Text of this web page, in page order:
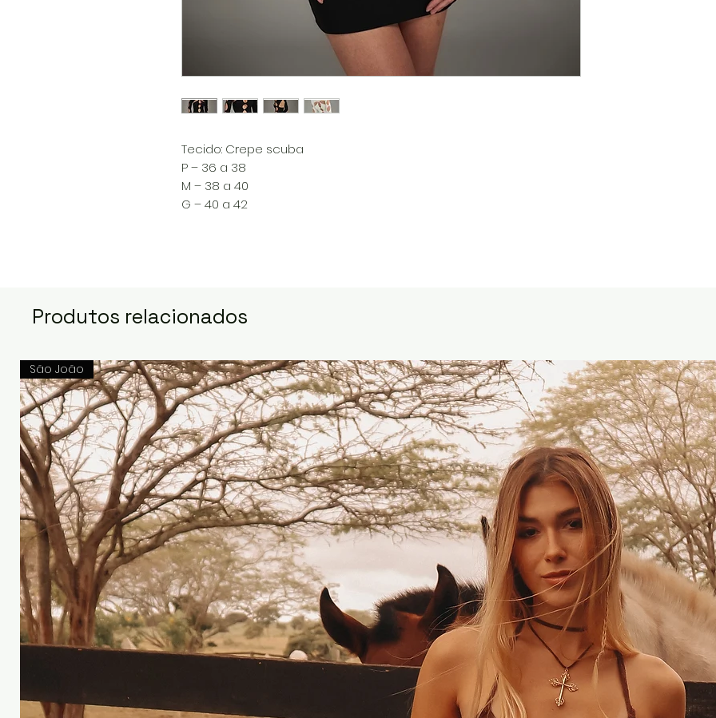
Tecido: Crepe scuba
P – 36 a 38
M – 38 a 40
G – 40 a 42
Produtos relacionados
São João